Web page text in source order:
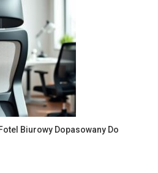
Biurowy Dopasowany Do